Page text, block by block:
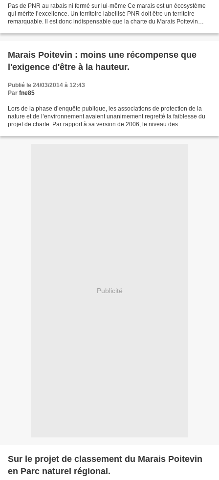
Pas de PNR au rabais ni fermé sur lui-même Ce marais est un écosystème
qui mérite l’excellence. Un territoire labellisé PNR doit être un territoire
remarquable. Il est donc indispensable que la charte du Marais Poitevin
Marais Poitevin : moins une récompense que
l'exigence d'être à la hauteur.
Publié le 24/03/2014 à 12:43
Par fne85
Lors de la phase d’enquête publique, les associations de protection de la
nature et de l’environnement avaient unanimement regretté la faiblesse du
projet de charte. Par rapport à sa version de 2006, le niveau des
Publicité
Sur le projet de classement du Marais Poitevin
en Parc naturel régional.